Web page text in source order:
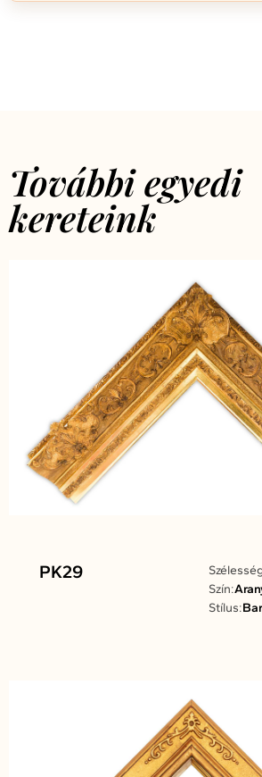
További egyedi
kereteink
PK29
Szín:
Stílus: